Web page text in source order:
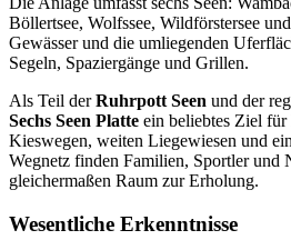
Böllertsee, Wolfssee, Wildförstersee
Gewässer und die umliegenden
Segeln, Spaziergänge und Grillen.
Als Teil derRuhrpott Seen und der
Sechs Seen Platte ein beliebtes Ziel für
Kieswegen, weiten Liegewiesen und
Wegnetz finden Familien, Sportler und
gleichermaßen Raum zur Erholung.
Wesentliche Erkenntnisse